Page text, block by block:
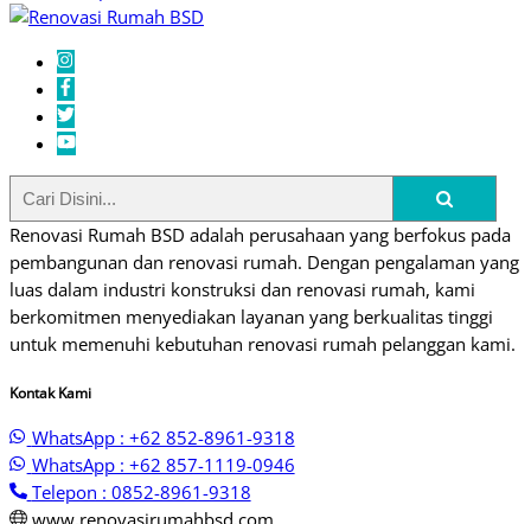
Renovasi Rumah BSD adalah perusahaan yang berfokus pada
pembangunan dan renovasi rumah. Dengan pengalaman yang
luas dalam industri konstruksi dan renovasi rumah, kami
berkomitmen menyediakan layanan yang berkualitas tinggi
untuk memenuhi kebutuhan renovasi rumah pelanggan kami.
Kontak Kami
WhatsApp : +62 852-8961-9318
WhatsApp : +62 857-1119-0946
Telepon : 0852-8961-9318